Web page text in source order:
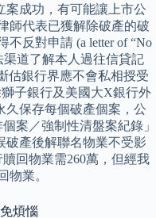
案成功，有可能讓上市公
師代表已獲解除破產的破
不反對申請 (a letter of “No
渠道了解本人過往信貸記
估銀行界應不會私相授受
子銀行及美國大X銀行外
久保存每個破產個案，公
案／強制性清盤案紀錄」
破產後解聯名物業不受影
回物業需260萬，但經我
物業。
煩惱